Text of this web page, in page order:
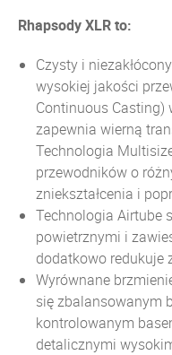
Rhapsody XLR to:
Czysty i
wysokiej jakości
Continuous Casting)
zapewnia wierną
Technologia
przewodników o
zniekształcenia i
Technologia Airtube
powietrznymi i
dodatkowo redukuje
Wyrównane
się zbalansowanym
kontrolowanym
detalicznymi